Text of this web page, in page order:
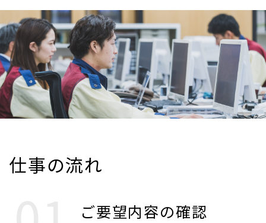
仕事の流れ
ご要望内容の確認